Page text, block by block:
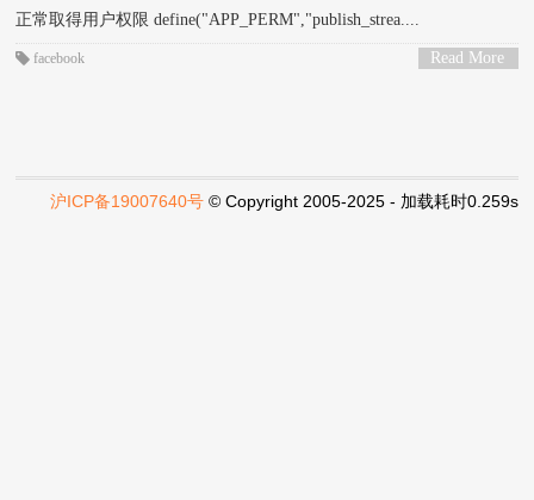
正常取得用户权限 define("APP_PERM","publish_strea....
Read More
facebook
沪ICP备19007640号 © Copyright 2005-2025 - 加载耗时0.259s